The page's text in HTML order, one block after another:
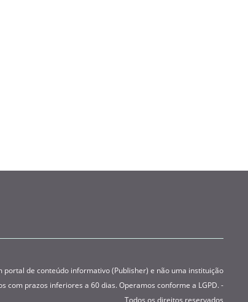
portal de conteúdo informativo (Publisher) e não uma instituição
com prazos inferiores a 60 dias. Operamos conforme a LGPD. -
Todos os direitos reservados